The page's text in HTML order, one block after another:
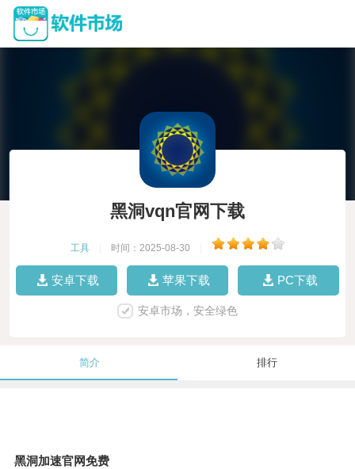
黑洞vqn官网下载
工具 时间：2025-08-30
安卓下载 苹果下载 PC下载
安卓市场，安全绿色
简介 排行
黑洞加速官网免费